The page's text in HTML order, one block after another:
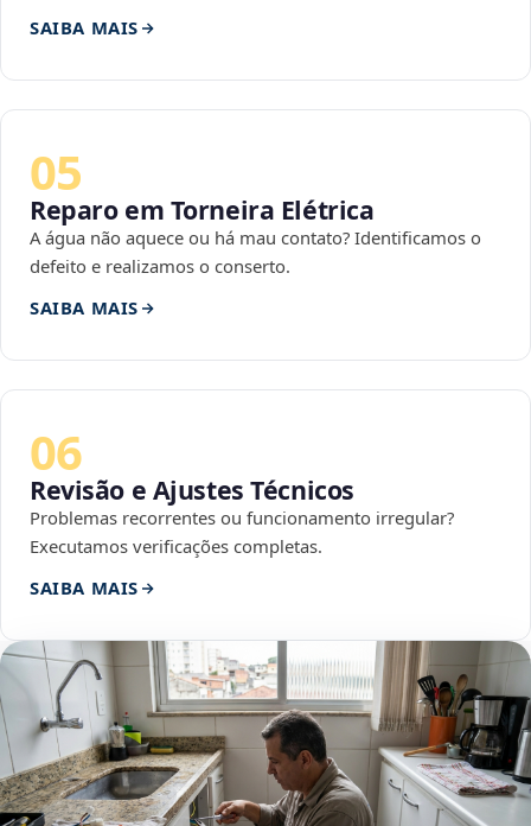
SAIBA MAIS
05
Reparo em Torneira Elétrica
A água não aquece ou há mau contato? Identificamos o
defeito e realizamos o conserto.
SAIBA MAIS
06
Revisão e Ajustes Técnicos
Problemas recorrentes ou funcionamento irregular?
Executamos verificações completas.
SAIBA MAIS